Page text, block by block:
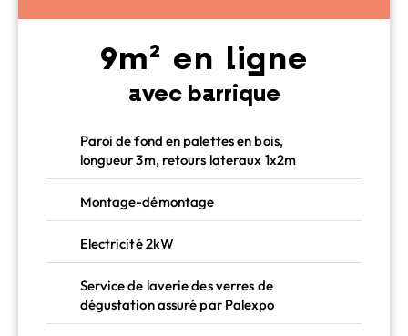
9m² en ligne
avec barrique
Paroi de fond en palettes en bois,
longueur 3m, retours lateraux 1x2m
Montage-démontage
Electricité 2kW
Service de laverie des verres de
dégustation assuré par Palexpo